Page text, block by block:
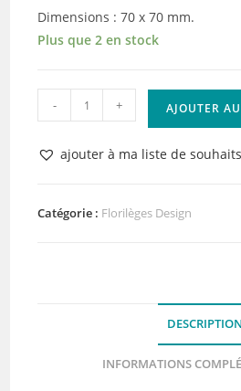
Dimensions : 70 x 70 mm.
Plus que 2 en stock
quantité
de
Tampon
Tape
- + AJOUTER
ajouter à ma liste de souhaits
Catégorie : Florilèges Design
DESCRIPTION
INFORMATIONS